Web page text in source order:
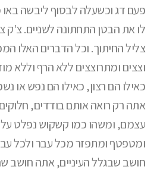
פעם דג וכשעלה לבסוף ליבשה באו
לו את הבטן התחתונה לשניים.
צליל החיתוך. וכל הדברים האלו
וצצים ומתרוצצים ללא הרף וללא
כאילו הם רצון, כאילו הם נפש או
אתה רק רואה אותם בודדים,
עצמם, ומשהו כמו קשקוש נפלט על
ומטפטף ומתפזר מכל עבר ולכל
חושב שבגלל העיניים, אתה חושב